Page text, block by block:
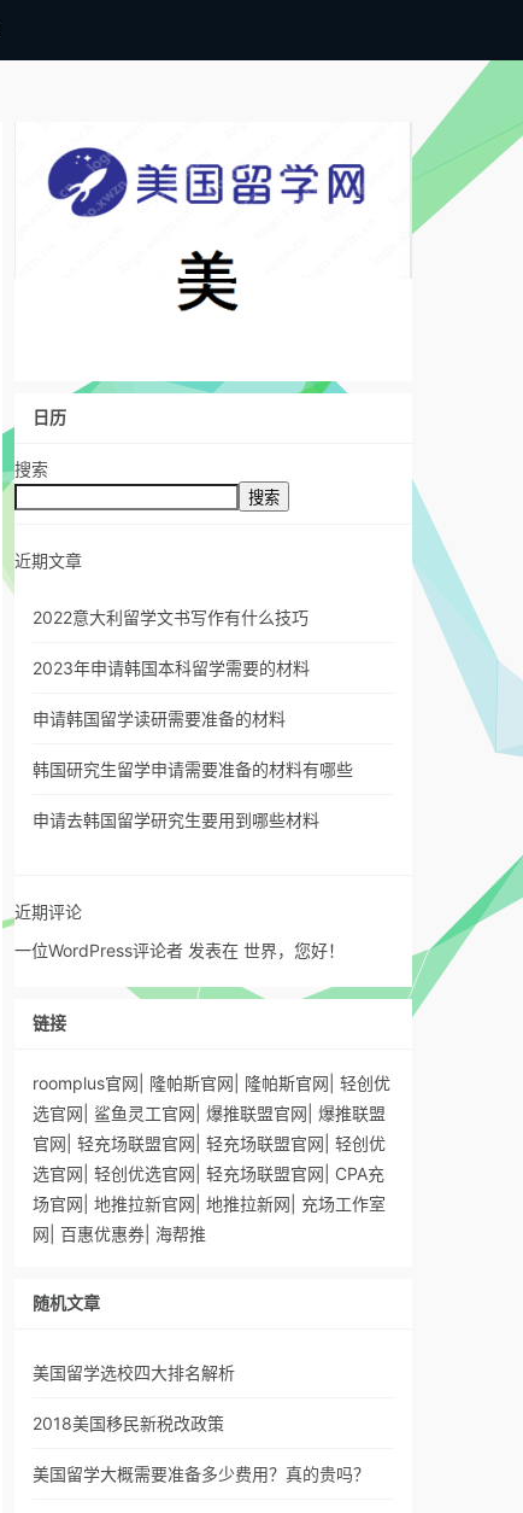
日历
搜索
搜索
近期文章
2022意大利留学文书写作有什么技巧
2023年申请韩国本科留学需要的材料
申请韩国留学读研需要准备的材料
韩国研究生留学申请需要准备的材料有哪些
申请去韩国留学研究生要用到哪些材料
近期评论
一位WordPress评论者 发表在 世界，您好！
链接
roomplus官网 隆帕斯官网 隆帕斯官网 轻创优
选官网
鲨鱼灵工官网 爆推联盟官网 爆推联盟
官网 轻充场联盟官网 轻充场联盟官网 轻创优
选官网 轻创优选官网 轻充场联盟官网
CPA充
场官网 地推拉新官网 地推拉新网
充场工作室
网
百惠优惠券 海帮推
随机文章
美国留学选校四大排名解析
2018美国移民新税改政策
美国留学大概需要准备多少费用？真的贵吗？